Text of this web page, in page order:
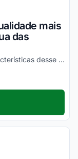
mais
das
Confira diretamente no site todas as características desse novo smartphone Motorola e aproveite!